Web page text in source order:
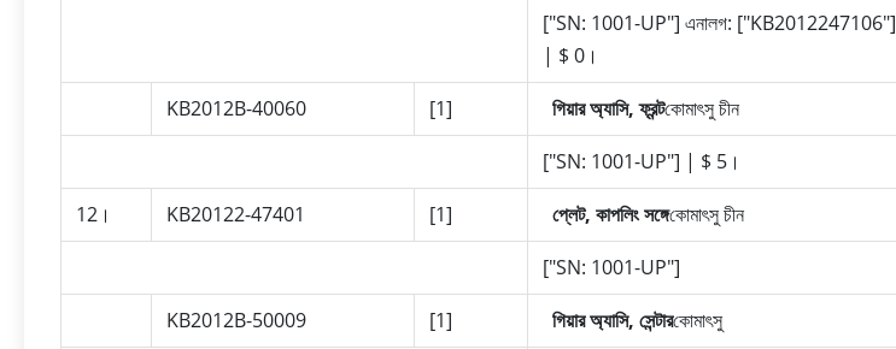
["SN: 1001-UP"] এনালগ: ["KB2012247106"]
| $ 0।
KB2012B-40060
[1] গিয়ার অ্যাসি, ফ্রন্টকোমাৎসু চীন
["SN: 1001-UP"] | $ 5।
12।
KB20122-47401 [1] প্লেট, কাপলিং সঙ্গেকোমাৎসু চীন
["SN: 1001-UP"]
KB2012B-50009
[1] গিয়ার অ্যাসি, সেন্টারকোমাৎসু